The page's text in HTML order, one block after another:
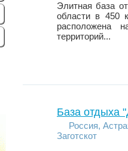
Элитная база
области в 450
расположена
территорий...
База отдыха
Россия,
Заготскот